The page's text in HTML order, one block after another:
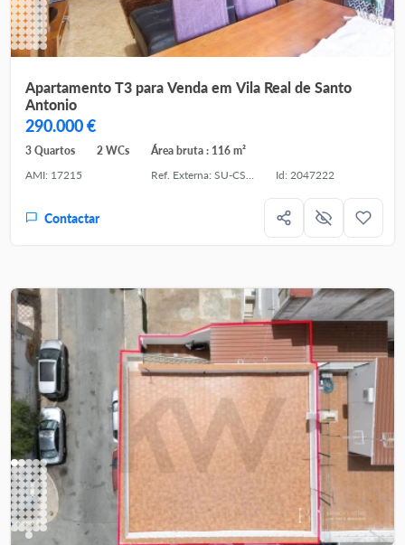
Apartamento T3 para Venda em Vila Real de Santo
Antonio
290.000 €
3 Quartos 2 WCs
Área bruta : 116 m²
AMI: 17215
Ref. Externa: SU-CS-APT-95217 Id: 2047222
Contactar